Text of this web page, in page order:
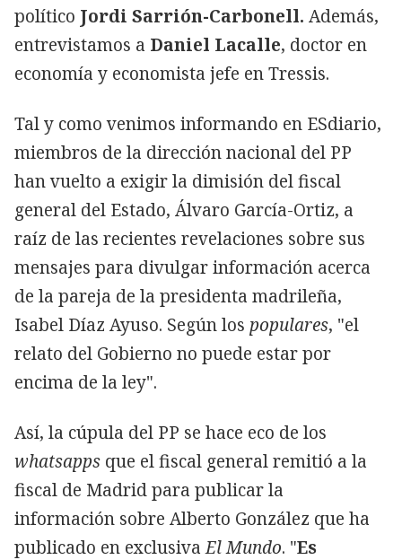
político Jordi Sarrión-Carbonell. Además,
entrevistamos a Daniel Lacalle, doctor en
economía y economista jefe en Tressis.
Tal y como venimos informando en ESdiario,
miembros de la dirección nacional del PP
han vuelto a exigir la dimisión del fiscal
general del Estado, Álvaro García-Ortiz, a
raíz de las recientes revelaciones sobre sus
mensajes para divulgar información acerca
de la pareja de la presidenta madrileña,
Isabel Díaz Ayuso. Según los populares, "el
relato del Gobierno no puede estar por
encima de la ley".
Así, la cúpula del PP se hace eco de los
whatsapps que el fiscal general remitió a la
fiscal de Madrid para publicar la
información sobre Alberto González que ha
publicado en exclusivaEl Mundo. "Es